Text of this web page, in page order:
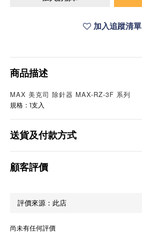
加入追蹤清單
商品描述
MAX 美克司 除針器 MAX-RZ-3F 系列
規格：1支入
送貨及付款方式
顧客評價
尚未有任何評價